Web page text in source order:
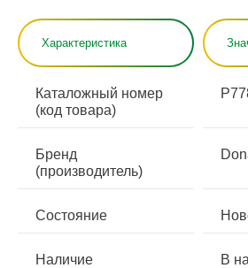
Характеристика
Каталожный номер
(код товара)
Бренд
(производитель)
Состояние
Наличие В